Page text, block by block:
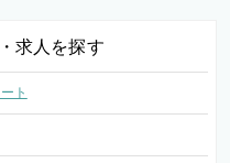
求人を探す
ト